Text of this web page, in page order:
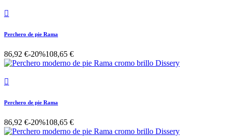

Perchero de pie Rama
86,92 €-20%108,65 €

Perchero de pie Rama
86,92 €-20%108,65 €